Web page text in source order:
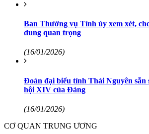
Ban Thường vụ Tỉnh ủy xem xét,
dung quan trọng
(16/01/2026)
Đoàn đại biểu tỉnh Thái Nguyên sẵn
hội XIV của Đảng
(16/01/2026)
CƠ QUAN TRUNG ƯƠNG